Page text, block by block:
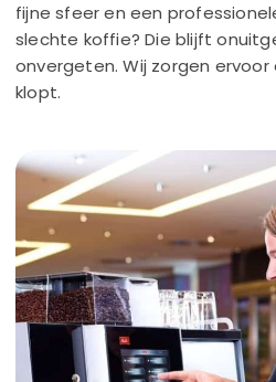
fijne sfeer en een
slechte koffie? Die blijft
onvergeten. Wij zorgen
klopt.